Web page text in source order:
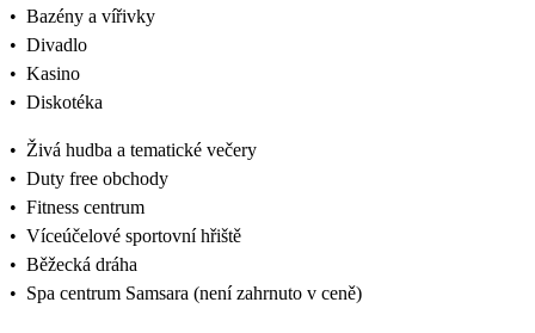
• Bazény a vířivky
• Divadlo
• Kasino
• Diskotéka
• Živá hudba a tematické večery
• Duty free obchody
• Fitness centrum
• Víceúčelové sportovní hřiště
• Běžecká dráha
• Spa centrum Samsara (není zahrnuto v ceně)